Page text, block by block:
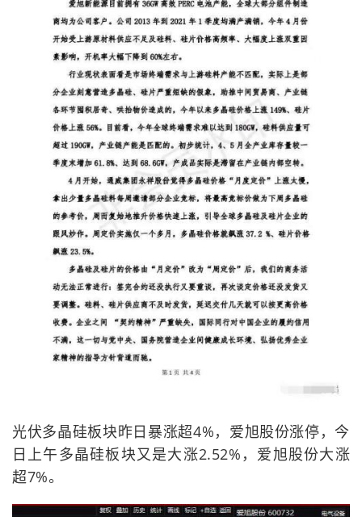
光伏多晶硅板块昨日暴涨超4%，爱旭股份涨停，今
日上午多晶硅板块又是大涨2.52%，爱旭股份大涨
超7%。